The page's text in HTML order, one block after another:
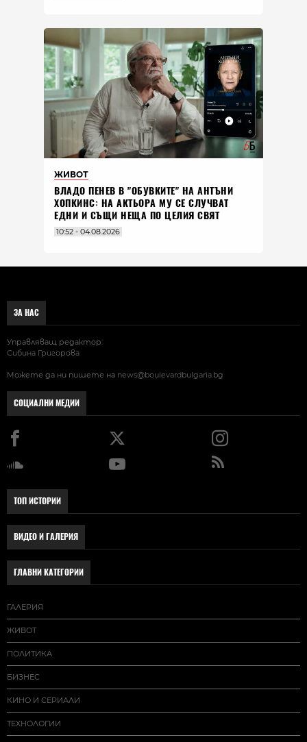
ЖИВОТ
ВЛАДO ПЕНЕВ В "ОБУВКИТЕ" НА АНТЪНИ
ХОПКИНС: НА АКТЬОРА МУ СЕ СЛУЧВАТ
ЕДНИ И СЪЩИ НЕЩА ПО ЦЕЛИЯ СВЯТ
10:52 - 04.08.2026
ЗА НАС
Управляващ редактор:
Сибина Григорова
Можете да ни пишете на news@boulevardbulgaria.bg
СОЦИАЛНИ МЕДИИ
ТОП ИСТОРИИ
ВИДЕО И ГАЛЕРИЯ
ГЛАВНИ КАТЕГОРИИ
ГАЛЕРИЯ
ЖИВОТ
ПОЛИТИКА
БИЗНЕС
КИНО И СЕРИАЛИ
ТЕХНОЛОГИИ